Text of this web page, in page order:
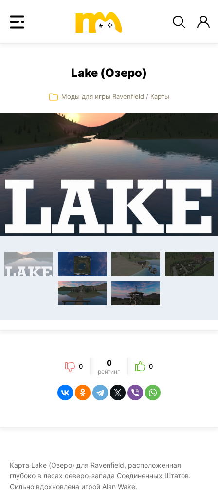
Lake (Озеро)
Моды для игры Ravenfield / Карты
0 0
рейтинг
0
Карта Lake (Озеро) для Ravenfield, расположенная
глубоко в лесах северо-запада Соединенных Штатов.
Сильно вдохновлена игрой Alan Wake.